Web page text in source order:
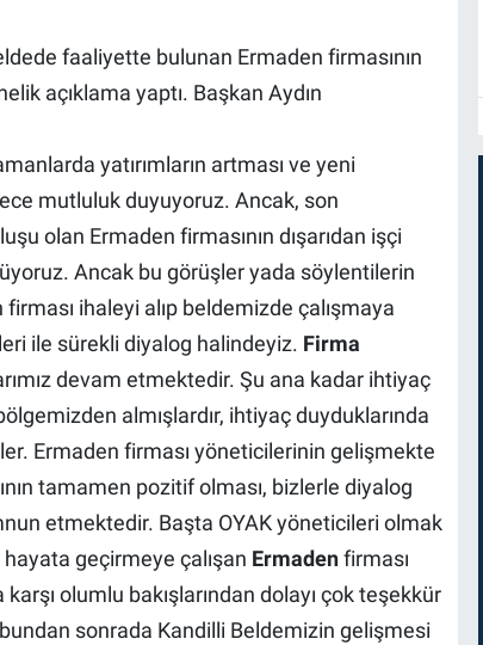
faaliyette bulunan Ermaden firmasının
açıklama yaptı. Başkan Aydın
yatırımların artması ve yeni
mutluluk duyuyoruz. Ancak, son
olan Ermaden firmasının dışarıdan işçi
Ancak bu görüşler yada söylentilerin
ihaleyi alıp beldemizde çalışmaya
ile sürekli diyalog halindeyiz. Firma
devam etmektedir. Şu ana kadar ihtiyaç
almışlardır, ihtiyaç duyduklarında
Ermaden firması yöneticilerinin gelişmekte
tamamen pozitif olması, bizlerle diyalog
etmektedir. Başta OYAK yöneticileri olmak
hayata geçirmeye çalışan Ermadenfirması
olumlu bakışlarından dolayı çok teşekkür
sonrada Kandilli Beldemizin gelişmesi